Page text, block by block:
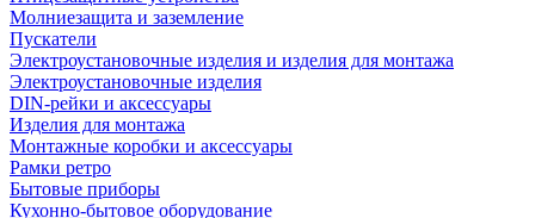
Молниезащита и заземление
Пускатели
Электроустановочные изделия и изделия для монтажа
Электроустановочные изделия
DIN-рейки и аксессуары
Изделия для монтажа
Монтажные коробки и аксессуары
Рамки ретро
Бытовые приборы
Кухонно-бытовое оборудование